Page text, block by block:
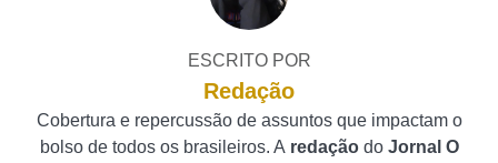
ESCRITO POR
Redação
Cobertura e repercussão de assuntos que impactam o
bolso de todos os brasileiros. A redação do Jornal O